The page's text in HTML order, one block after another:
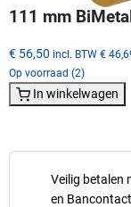
Veilig betalen
en
111 mm
€ 56,50 incl. BTW €
Op voorraad (2)
In winkelwagen